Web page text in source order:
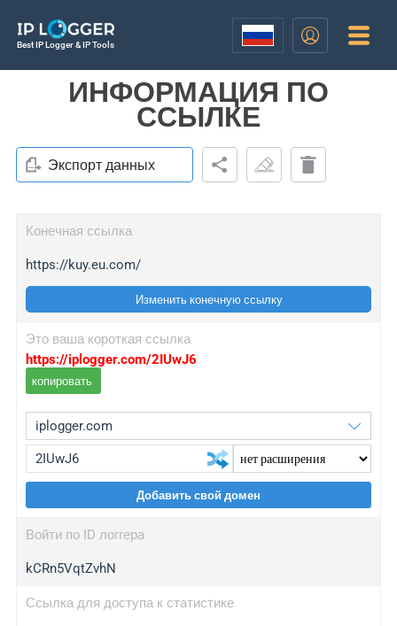
Best IP Logger & IP Tools
ИНФОРМАЦИЯ ПО
ССЫЛКЕ
Экспорт данных
Конечная ссылка
https://kuy.eu.com/
Изменить конечную ссылку
Это ваша короткая ссылка
https://iplogger.com/2IUwJ6
копировать
wl.gl
ed.tc
Добавить свой домен
Войти по ID логгера
kCRn5VqtZvhN
Ссылка для доступа к статистике